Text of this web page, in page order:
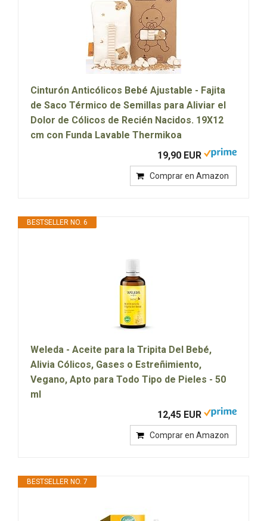
Cinturón Anticólicos Bebé Ajustable - Fajita
de Saco Térmico de Semillas para Aliviar el
Dolor de Cólicos de Recién Nacidos. 19X12
cm con Funda Lavable Thermikoa
19,90 EUR
Comprar en Amazon
BESTSELLER NO. 6
Weleda - Aceite para la Tripita Del Bebé,
Alivia Cólicos, Gases o Estreñimiento,
Vegano, Apto para Todo Tipo de Pieles - 50
ml
12,45 EUR
Comprar en Amazon
BESTSELLER NO. 7